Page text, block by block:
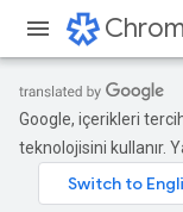
Google, içerikleri
teknolojisini kullanır.